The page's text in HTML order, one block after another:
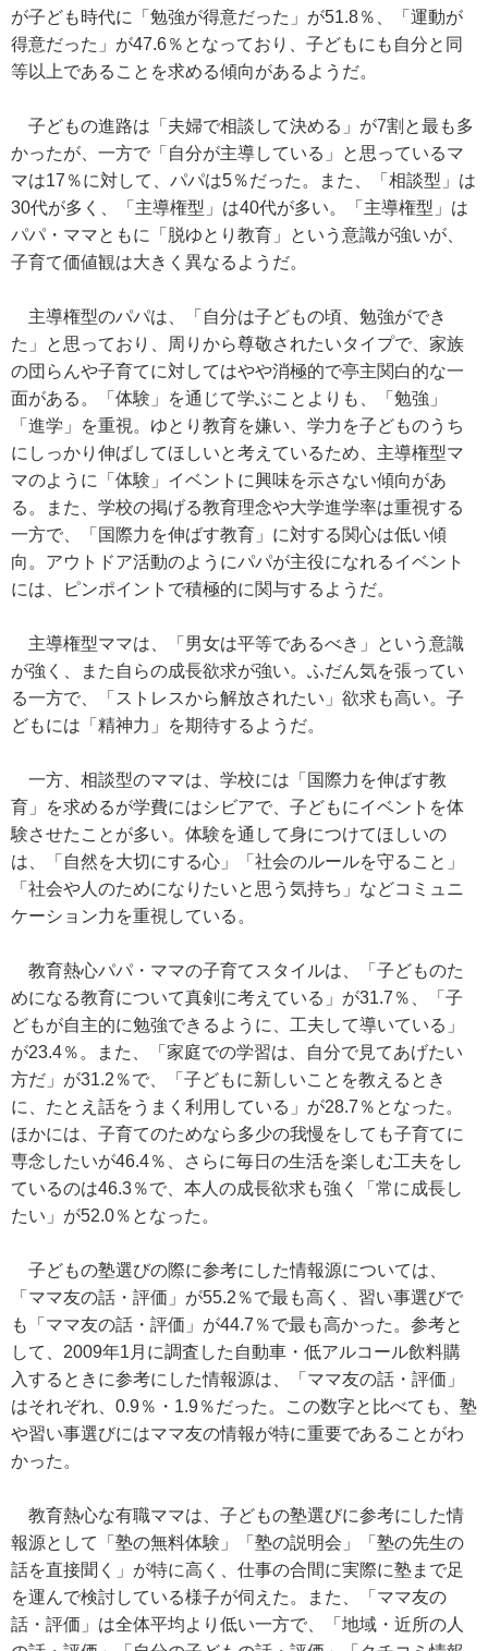
が子ども時代に「勉強が得意だった」が51.8％、「運動が
得意だった」が47.6％となっており、子どもにも自分と同
等以上であることを求める傾向があるようだ。
子どもの進路は「夫婦で相談して決める」が7割と最も多
かったが、一方で「自分が主導している」と思っているマ
マは17％に対して、パパは5％だった。また、「相談型」は
30代が多く、「主導権型」は40代が多い。「主導権型」は
パパ・ママともに「脱ゆとり教育」という意識が強いが、
子育て価値観は大きく異なるようだ。
主導権型のパパは、「自分は子どもの頃、勉強ができ
た」と思っており、周りから尊敬されたいタイプで、家族
の団らんや子育てに対してはやや消極的で亭主関白的な一
面がある。「体験」を通じて学ぶことよりも、「勉強」
「進学」を重視。ゆとり教育を嫌い、学力を子どものうち
にしっかり伸ばしてほしいと考えているため、主導権型マ
マのように「体験」イベントに興味を示さない傾向があ
る。また、学校の掲げる教育理念や大学進学率は重視する
一方で、「国際力を伸ばす教育」に対する関心は低い傾
向。アウトドア活動のようにパパが主役になれるイベント
には、ピンポイントで積極的に関与するようだ。
主導権型ママは、「男女は平等であるべき」という意識
が強く、また自らの成長欲求が強い。ふだん気を張ってい
る一方で、「ストレスから解放されたい」欲求も高い。子
どもには「精神力」を期待するようだ。
一方、相談型のママは、学校には「国際力を伸ばす教
育」を求めるが学費にはシビアで、子どもにイベントを体
験させたことが多い。体験を通して身につけてほしいの
は、「自然を大切にする心」「社会のルールを守ること」
「社会や人のためになりたいと思う気持ち」などコミュニ
ケーション力を重視している。
教育熱心パパ・ママの子育てスタイルは、「子どものた
めになる教育について真剣に考えている」が31.7％、「子
どもが自主的に勉強できるように、工夫して導いている」
が23.4％。また、「家庭での学習は、自分で見てあげたい
方だ」が31.2％で、「子どもに新しいことを教えるとき
に、たとえ話をうまく利用している」が28.7％となった。
ほかには、子育てのためなら多少の我慢をしても子育てに
専念したいが46.4％、さらに毎日の生活を楽しむ工夫をし
ているのは46.3％で、本人の成長欲求も強く「常に成長し
たい」が52.0％となった。
子どもの塾選びの際に参考にした情報源については、
「ママ友の話・評価」が55.2％で最も高く、習い事選びで
も「ママ友の話・評価」が44.7％で最も高かった。参考と
して、2009年1月に調査した自動車・低アルコール飲料購
入するときに参考にした情報源は、「ママ友の話・評価」
はそれぞれ、0.9％・1.9％だった。この数字と比べても、塾
や習い事選びにはママ友の情報が特に重要であることがわ
かった。
教育熱心な有職ママは、子どもの塾選びに参考にした情
報源として「塾の無料体験」「塾の説明会」「塾の先生の
話を直接聞く」が特に高く、仕事の合間に実際に塾まで足
を運んで検討している様子が伺えた。また、「ママ友の
話・評価」は全体平均より低い一方で、「地域・近所の人